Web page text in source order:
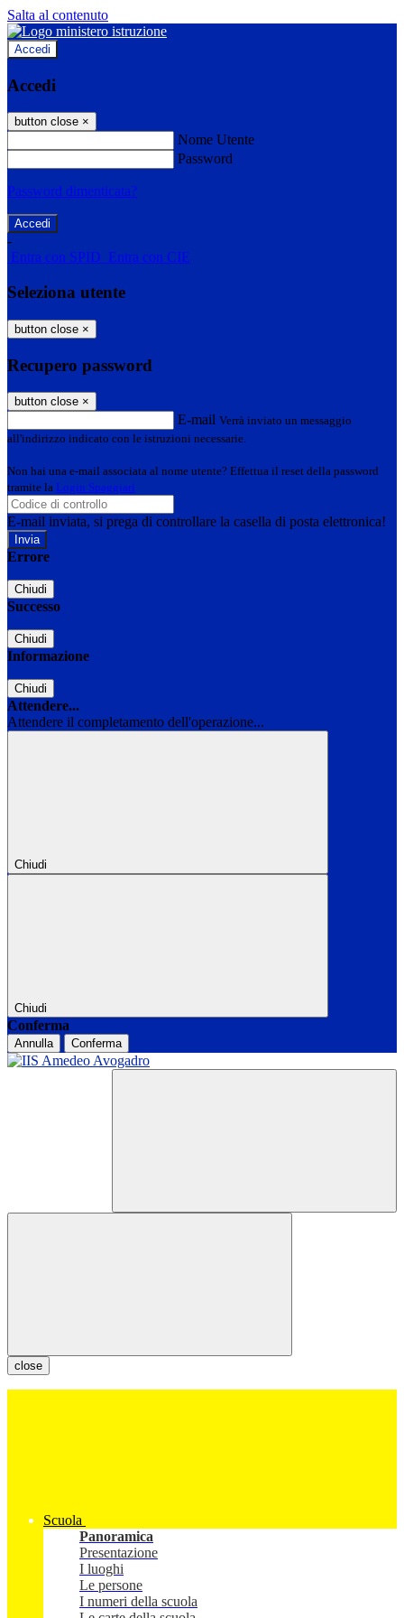
Salta al contenuto
Accedi
Accedi
button close ×
Nome Utente
Password
Password dimenticata?
-
Entra con SPID Entra con CIE
Seleziona utente
button close ×
Recupero password
button close ×
E-mail Verrà inviato un messaggio
all'indirizzo indicato con le istruzioni necessarie.
Non hai una e-mail associata al nome utente? Effettua il reset della password
tramite la Login Spaggiari
E-mail inviata, si prega di controllare la casella di posta elettronica!
Errore
Chiudi
Successo
Chiudi
Informazione
Chiudi
Attendere...
Attendere il completamento dell'operazione...
Chiudi
Chiudi
Conferma
Annulla Conferma
close
Scuola
Panoramica
Presentazione
I luoghi
Le persone
I numeri della scuola